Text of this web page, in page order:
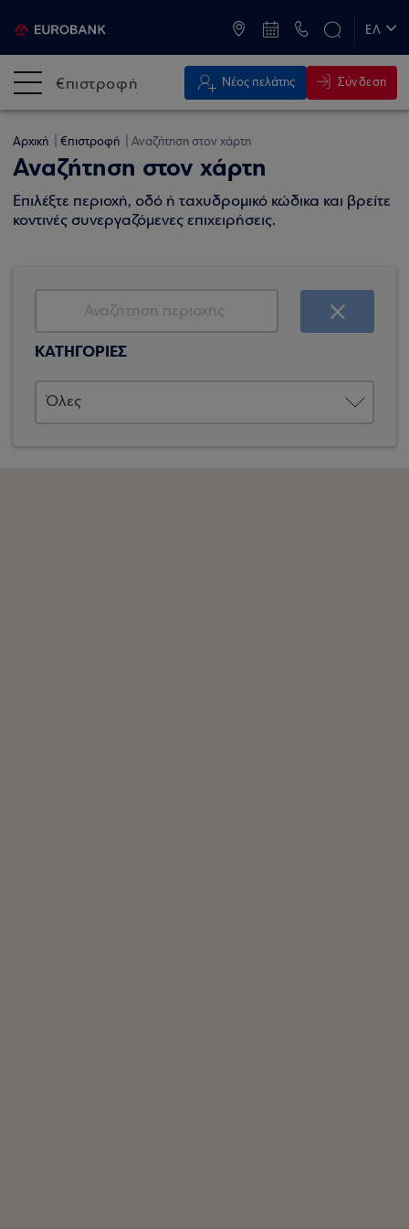
ΕΛ
€πιστροφή Νέος πελάτης Σύνδεση
Αρχική €πιστροφή Αναζήτηση στον χάρτη
Αναζήτηση στον χάρτη
Επιλέξτε περιοχή, οδό ή ταχυδρομικό κώδικα και βρείτε
κοντινές συνεργαζόμενες επιχειρήσεις.
ΚΑΤΗΓΟΡΙΕΣ